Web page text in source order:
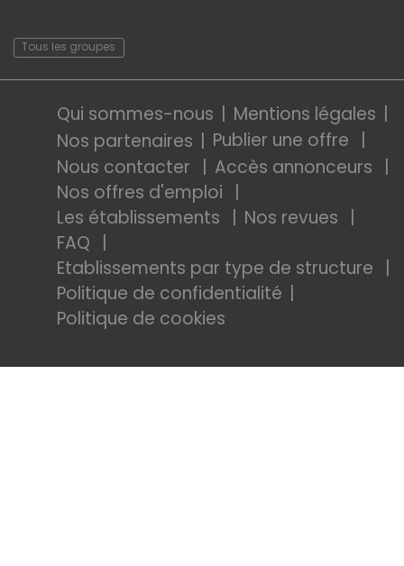
Tous les groupes
Qui sommes-nous
Mentions légales
Nos partenaires
Publier une offre
Nous contacter
Accès annonceurs
Nos offres d'emploi
Les établissements
Nos revues
FAQ
Etablissements par type de structure
Politique de confidentialité
Politique de cookies